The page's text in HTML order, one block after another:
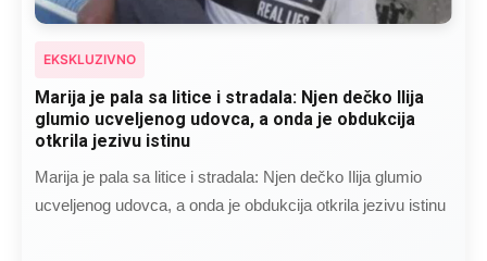
EKSKLUZIVNO
Kad se Marin suprug razbolio ona ga kupala,
pelene mu mijenjala: Jedno jutro je poslao po
čokoladu..
Kad se Marin suprug razbolio ona ga kupala, pelene mu
mijenjala: Jedno jutro je poslao po čokoladu..